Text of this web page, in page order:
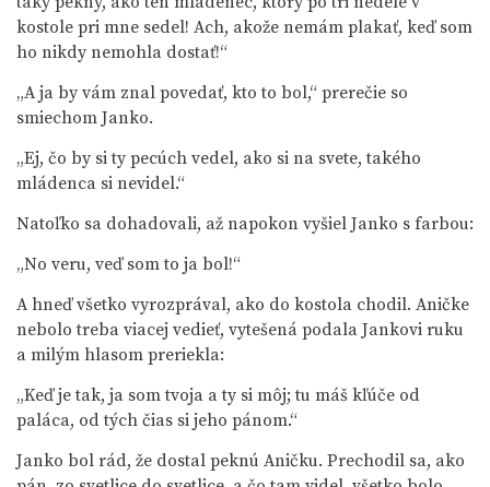
kostole pri mne sedel! Ach, akože nemám plakať, keď som
ho nikdy nemohla dostať!“
„A ja by vám znal povedať, kto to bol,“ prerečie so
smiechom Janko.
„Ej, čo by si ty pecúch vedel, ako si na svete, takého
mládenca si nevidel.“
Natoľko sa dohadovali, až napokon vyšiel Janko s farbou:
„No veru, veď som to ja bol!“
A hneď všetko vyrozprával, ako do kostola chodil. Aničke
nebolo treba viacej vedieť, vytešená podala Jankovi ruku
a milým hlasom preriekla:
„Keď je tak, ja som tvoja a ty si môj; tu máš kľúče od
paláca, od tých čias si jeho pánom.“
Janko bol rád, že dostal peknú Aničku. Prechodil sa, ako